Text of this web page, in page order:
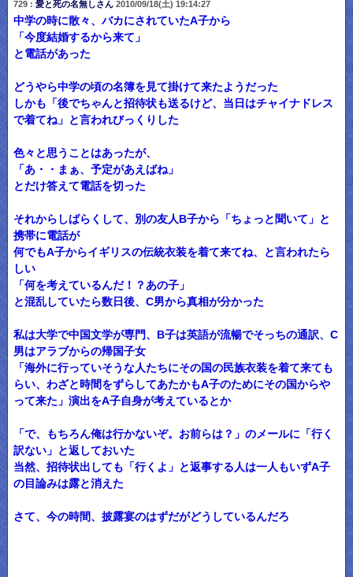
729 : 愛と死の名無しさん2010/09/18(土) 19:14:27
中学の時に散々、バカにされていたA子から
「今度結婚するから来て」
と電話があった
どうやら中学の頃の名簿を見て掛けて来たようだった
しかも「後でちゃんと招待状も送るけど、当日はチャイナドレス
で着てね」と言われびっくりした
色々と思うことはあったが、
「あ・・まぁ、予定があえばね」
とだけ答えて電話を切った
それからしばらくして、別の友人B子から「ちょっと聞いて」と
携帯に電話が
何でもA子からイギリスの伝統衣装を着て来てね、と言われたら
しい
「何を考えているんだ！？あの子」
と混乱していたら数日後、C男から真相が分かった
私は大学で中国文学が専門、B子は英語が流暢でそっちの通訳、C
男はアラブからの帰国子女
「海外に行っていそうな人たちにその国の民族衣装を着て来ても
らい、わざと時間をずらしてあたかもA子のためにその国からや
って来た」演出をA子自身が考えているとか
「で、もちろん俺は行かないぞ。お前らは？」のメールに「行く
訳ない」と返しておいた
当然、招待状出しても「行くよ」と返事する人は一人もいずA子
の目論みは露と消えた
さて、今の時間、披露宴のはずだがどうしているんだろ